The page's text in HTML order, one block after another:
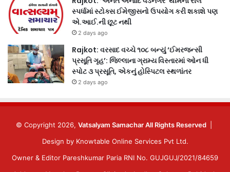
સ્પર્ધામાં સ્ટોક્સ ઈમેજીસનો ઉપયોગ કરી શકાશે પણ
એ.આઈ.ની છૂટ નથી
2 days ago
Rajkot: વરસાદ વચ્ચે ૧૦૮ બન્યું ‘ઈમરજન્સી
પ્રસૂતિ ગૃહ’: જિલ્લાના ગ્રામ્ય વિસ્તારમાં ઓન ધી
સ્પોટ ૩ પ્રસૂતિ, એકનું હોસ્પિટલ સ્થળાંતર
2 days ago
© Copyright 2026, Vatsalyam Samachar All Rights Reserved
Design by Knowtable Online Services Pvt Ltd.
Owner & Editor Pareshkumar Paria RNI No. GUJGUJ/2021/84659